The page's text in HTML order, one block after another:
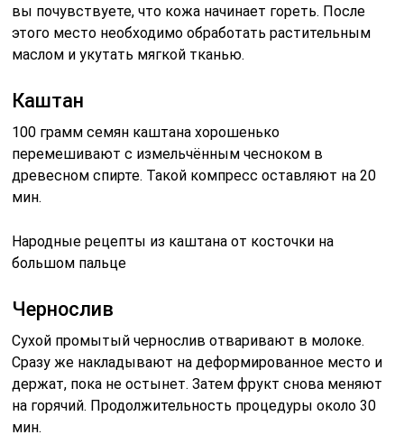
вы почувствуете, что кожа начинает гореть. После
этого место необходимо обработать растительным
маслом и укутать мягкой тканью.
Каштан
100 грамм семян каштана хорошенько
перемешивают с измельчённым чесноком в
древесном спирте. Такой компресс оставляют на 20
мин.
Народные рецепты из каштана от косточки на
большом пальце
Чернослив
Сухой промытый чернослив отваривают в молоке.
Сразу же накладывают на деформированное место и
держат, пока не остынет. Затем фрукт снова меняют
на горячий. Продолжительность процедуры около 30
мин.